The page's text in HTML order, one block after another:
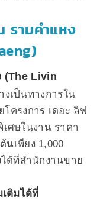
รามคำแหง
(The Livin
งเป็นทางการใน
ครงการ เดอะ ลิฟ
ศษในงาน ราคา
นเพียง 1,000
ด้ที่สำนักงานขาย
เติมได้ที่